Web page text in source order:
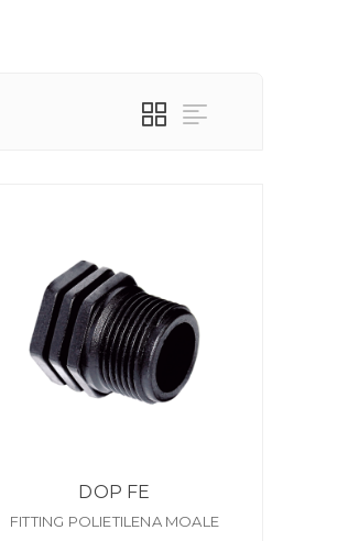
DOP FE
FITTING POLIETILENA MOALE